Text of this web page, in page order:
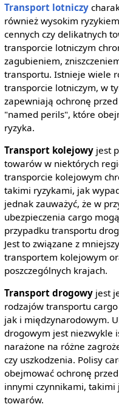
Transport lotniczy
również wysokim
cennych czy delikatnych
transporcie lotniczym
zagubieniem,
transportu. Istnieje wiele
transporcie lotniczym, w
zapewniają ochronę
"named perils", które
ryzyka.
Transport kolejowyjest
towarów w niektórych
transporcie kolejowym
takimi ryzykami, jak
jednak zauważyć, że w
ubezpieczenia cargo
przypadku transportu
Jest to związane z
transportem kolejowym
poszczególnych krajach.
Transport drogowyjest
rodzajów transportu
jak i międzynarodowym.
drogowym jest niezwykle
narażone na różne
czy uszkodzenia. Polisy
obejmować ochronę
innymi czynnikami, takimi
towarów.